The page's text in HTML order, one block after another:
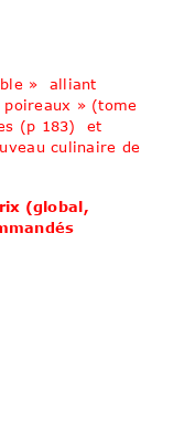
» alliant
» (tome
(p 183) et
culinaire de
(global,